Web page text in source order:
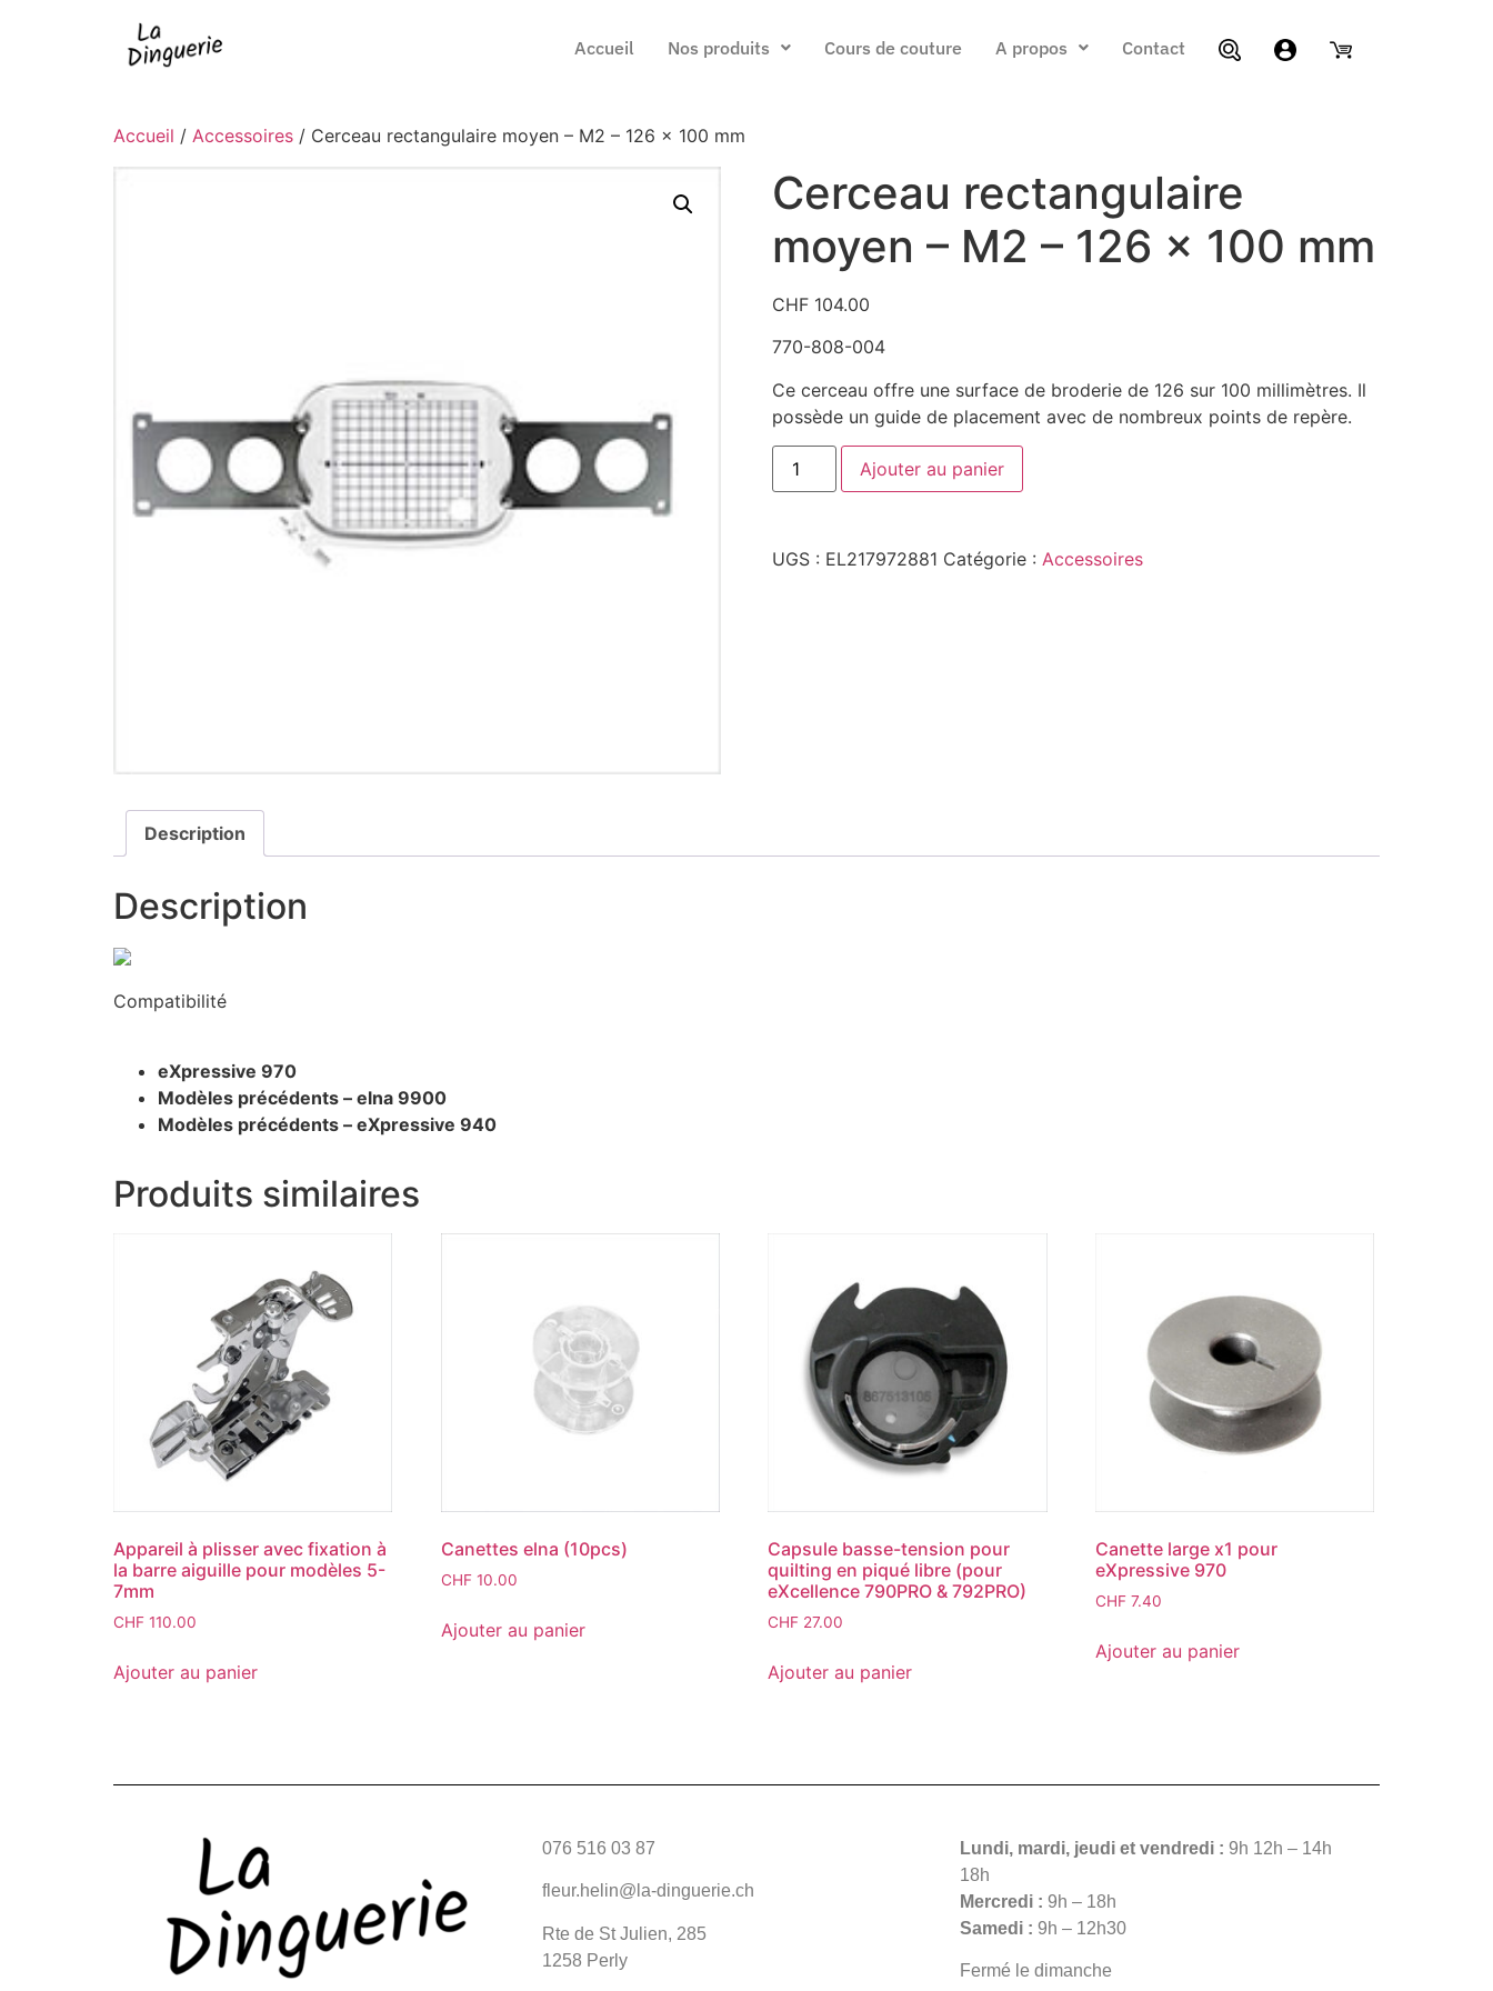
Accueil Nos produits Cours de couture A propos Contact
Accueil / Accessoires / Cerceau rectangulaire moyen – M2 – 126 x 100 mm
Cerceau rectangulaire
moyen – M2 – 126 x 100 mm
CHF104.00
770-808-004
Ce cerceau offre une surface de broderie de 126 sur 100 millimètres. Il
possède un guide de placement avec de nombreux points de repère.
Ajouter au panier
UGS : EL217972881 Catégorie : Accessoires
Description
Description
Compatibilité
eXpressive 970
Modèles précédents – elna 9900
Modèles précédents – eXpressive 940
Produits similaires
Appareil à plisser avec fixation à
la barre aiguille pour modèles 5-
7mm
CHF 110.00
Ajouter au panier
Canettes elna (10pcs)
CHF10.00
Ajouter au panier
Capsule basse-tension pour
quilting en piqué libre (pour
eXcellence 790PRO & 792PRO)
CHF 27.00
Ajouter au panier
Canette large x1 pour
eXpressive 970
CHF 7.40
Ajouter au panier
076 516 03 87
fleur.helin@la-dinguerie.ch
Rte de St Julien, 285
1258 Perly
Lundi, mardi, jeudi et vendredi : 9h 12h – 14h
18h
Mercredi : 9h – 18h
Samedi : 9h – 12h30
Fermé le dimanche